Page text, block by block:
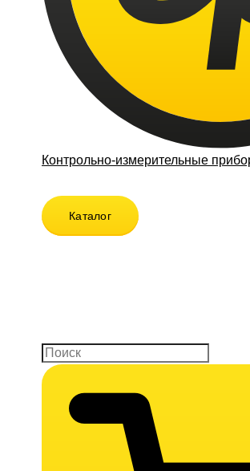
Контрольно-измерительные
Каталог